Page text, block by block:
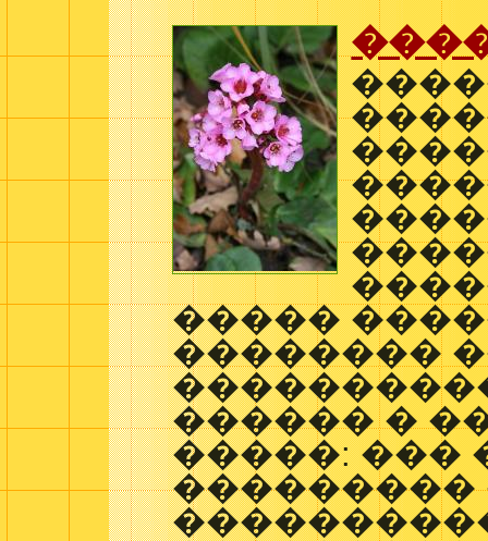
�����
��������
������ �
�����: ���
���������